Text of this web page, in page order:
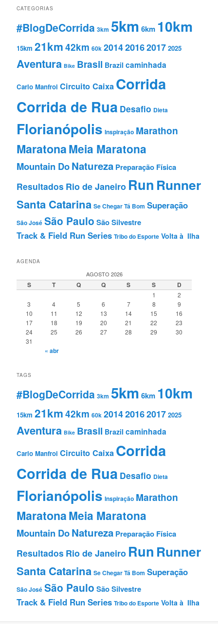
CATEGORIAS
#BlogDeCorrida 3km 5km 6km 10km
15km 21km42km 60k 201420162017 2025
Aventura Bike Brasil Brazil caminhada
Carlo Manfroi Circuito Caixa Corrida
Corrida de Rua Desafio Dieta
Florianópolis Inspiração Marathon
MaratonaMeia Maratona
Mountain DoNatureza Preparação Fí­sica
Resultados Rio de Janeiro Run Runner
Santa Catarina Se Chegar Tá Bom Superação
São José São Paulo São Silvestre
Track & Field Run Series Tribo do Esporte Volta à Ilha
AGENDA
AGOSTO 2026
S T Q Q S S D
1
2
3
4 5 6 7 8
9
10
11 12 13 14 15
16
17
18 19 20 21 22
23
24
25 26 27 28 29
30
31
« abr
TAGS
#BlogDeCorrida 3km 5km 6km 10km
15km 21km42km 60k 201420162017 2025
Aventura Bike Brasil Brazil caminhada
Carlo Manfroi Circuito Caixa Corrida
Corrida de Rua Desafio Dieta
Florianópolis Inspiração Marathon
MaratonaMeia Maratona
Mountain DoNatureza Preparação Fí­sica
Resultados Rio de Janeiro Run Runner
Santa Catarina Se Chegar Tá Bom Superação
São José São Paulo São Silvestre
Track & Field Run Series Tribo do Esporte Volta à Ilha